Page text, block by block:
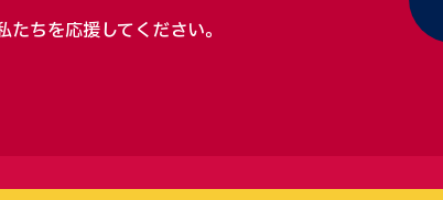
ちを応援してください。